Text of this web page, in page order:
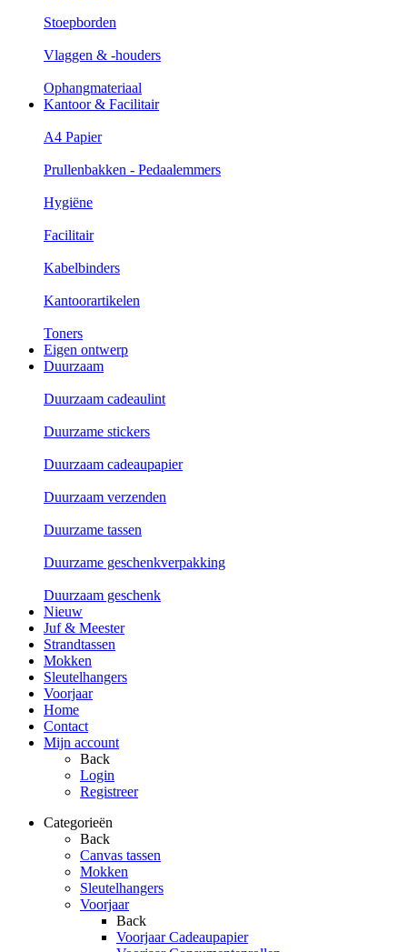
Stoepborden
Vlaggen & -houders
Ophangmateriaal
Kantoor & Facilitair
A4 Papier
Prullenbakken - Pedaalemmers
Hygiëne
Facilitair
Kabelbinders
Kantoorartikelen
Toners
Eigen ontwerp
Duurzaam
Duurzaam cadeaulint
Duurzame stickers
Duurzaam cadeaupapier
Duurzaam verzenden
Duurzame tassen
Duurzame geschenkverpakking
Duurzaam geschenk
Nieuw
Juf & Meester
Strandtassen
Mokken
Sleutelhangers
Voorjaar
Home
Contact
Mijn account
Back
Login
Registreer
Categorieën
Back
Canvas tassen
Mokken
Sleutelhangers
Voorjaar
Back
Voorjaar Cadeaupapier